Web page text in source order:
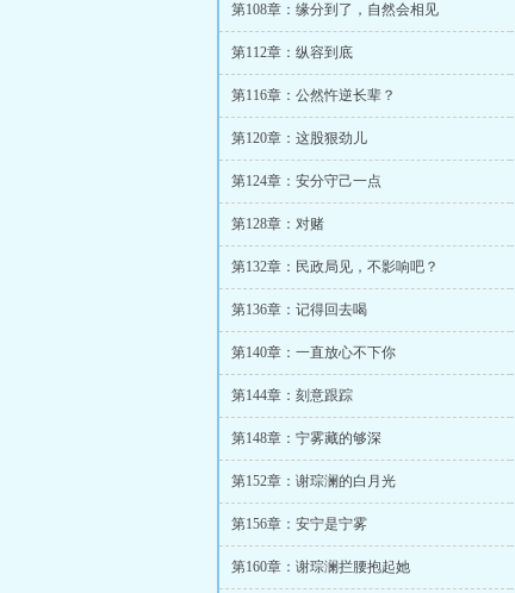
第108章：缘分到了，自然会相见
第112章：纵容到底
第116章：公然忤逆长辈？
第120章：这股狠劲儿
第124章：安分守己一点
第128章：对赌
第132章：民政局见，不影响吧？
第136章：记得回去喝
第140章：一直放心不下你
第144章：刻意跟踪
第148章：宁雾藏的够深
第152章：谢琮澜的白月光
第156章：安宁是宁雾
第160章：谢琮澜拦腰抱起她